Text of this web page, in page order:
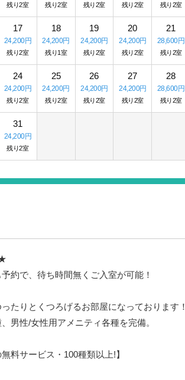
残り2室 残り2室 残り2室 残り2室 残り2室
17
24,200円
残り2室
18
24,200円
残り1室
19
24,200円
残り2室
20
24,200円
残り2室
21
28,600円
残り2室
24
24,200円
残り2室
25
24,200円
残り2室
26
24,200円
残り2室
27
24,200円
残り2室
28
28,600円
残り2室
31
24,200円
残り2室
約で、待ち時間無くご入室が可能！
たりとくつろげるお部屋になっております！
男性/女性用アメニティ各種を完備。
無料サービス・100種類以上!】